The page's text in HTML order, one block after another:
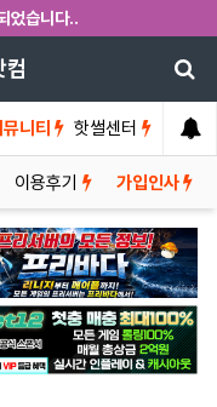
었습니다..
컴
니티 핫썰센터
이용후기 가입인사